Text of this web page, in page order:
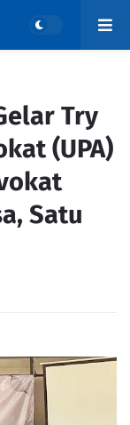
Try
(UPA)
Satu